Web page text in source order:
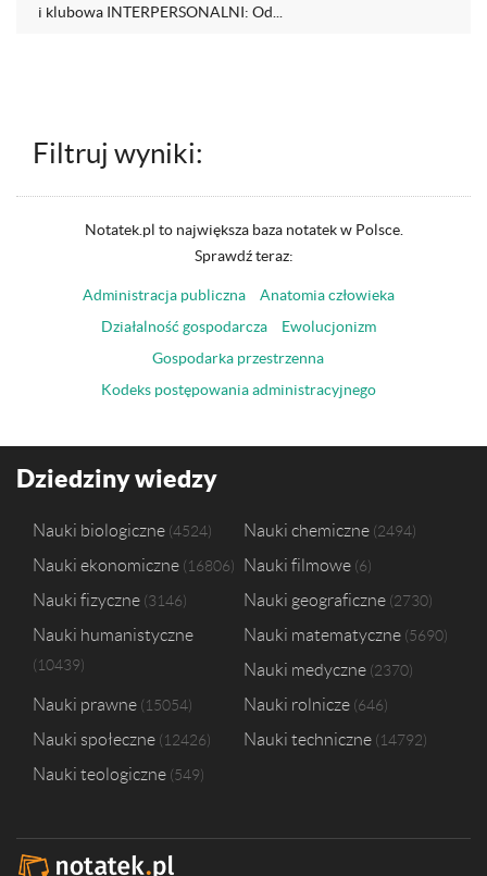
i klubowa INTERPERSONALNI: Od...
Filtruj wyniki:
Notatek.pl to największa baza notatek w Polsce.
Sprawdź teraz:
Administracja publiczna
Anatomia człowieka
Działalność gospodarcza
Ewolucjonizm
Gospodarka przestrzenna
Kodeks postępowania administracyjnego
Dziedziny wiedzy
Nauki biologiczne 4524 Nauki chemiczne 2494
Nauki ekonomiczne 16806 Nauki filmowe 6
Nauki fizyczne 3146 Nauki geograficzne 2730
Nauki humanistyczne
10439
Nauki matematyczne 5690
Nauki medyczne 2370
Nauki prawne 15054 Nauki rolnicze 646
Nauki społeczne 12426 Nauki techniczne 14792
Nauki teologiczne 549